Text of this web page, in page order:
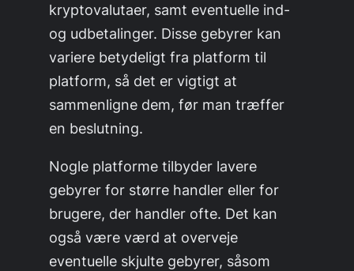
kryptovalutaer, samt eventuelle ind-
og udbetalinger. Disse gebyrer kan
variere betydeligt fra platform til
platform, så det er vigtigt at
sammenligne dem, før man træffer
en beslutning.
Nogle platforme tilbyder lavere
gebyrer for større handler eller for
brugere, der handler ofte. Det kan
også være værd at overveje
eventuelle skjulte gebyrer, såsom